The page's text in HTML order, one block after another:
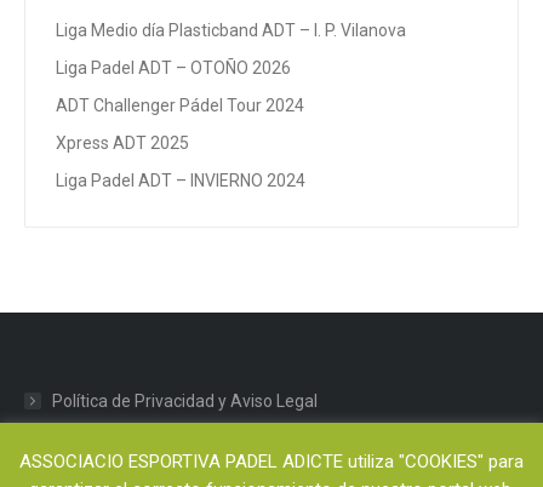
Liga Medio día Plasticband ADT – I. P. Vilanova
Liga Padel ADT – OTOÑO 2026
ADT Challenger Pádel Tour 2024
Xpress ADT 2025
Liga Padel ADT – INVIERNO 2024
Política de Privacidad y Aviso Legal
Política de cookies
ASSOCIACIO ESPORTIVA PADEL ADICTE utiliza "COOKIES" para